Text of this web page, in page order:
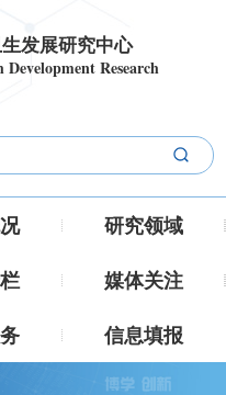
发展研究中心
Research
研究领域
媒体关注
信息填报